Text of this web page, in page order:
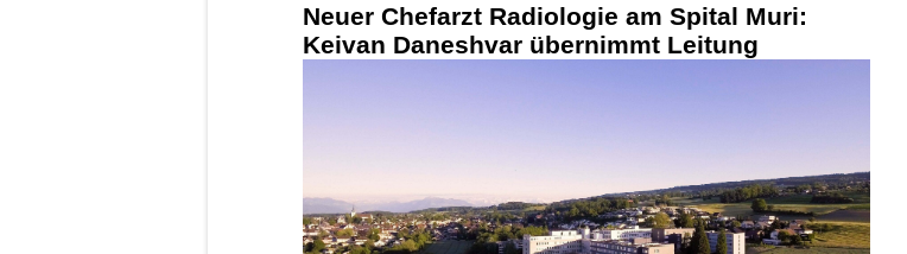
Neuer Chefarzt Radiologie am Spital Muri:
Keivan Daneshvar übernimmt Leitung